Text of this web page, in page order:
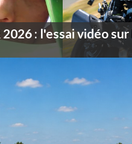
2026 : l'essaividéo sur